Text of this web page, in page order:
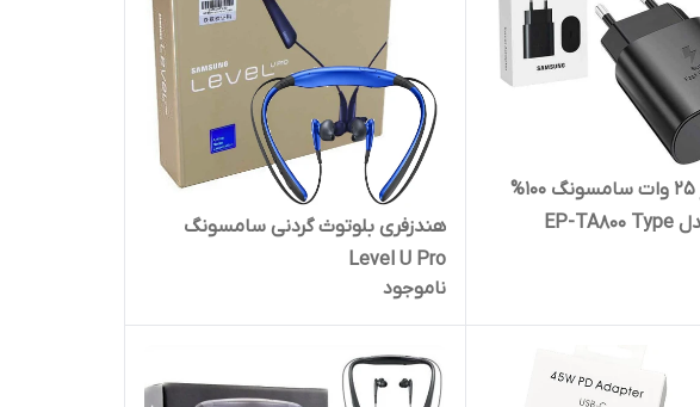
کلگی شارژر 25 وات سامسونگ 100%
اورجینال مدل EP-TA800 Type
هندزفری بلوتوث گردنی سامسونگ
Level U Pro
ناموجود